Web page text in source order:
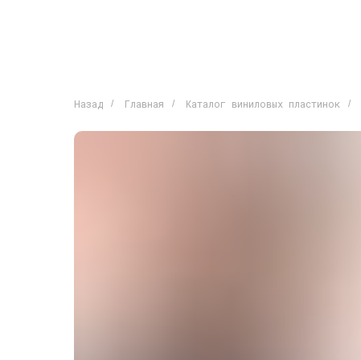
Назад / Главная / Каталог виниловых пластинок /